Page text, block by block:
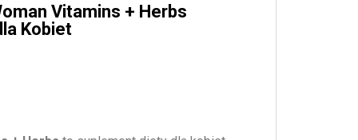
Vitamins + Herbs
Kobiet